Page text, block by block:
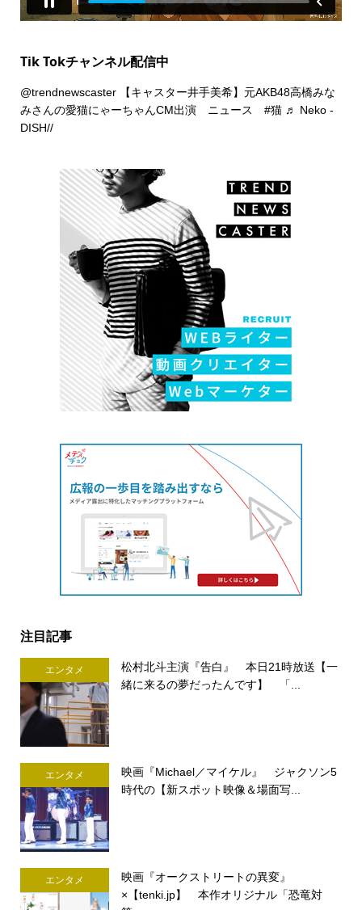
Tik Tokチャンネル配信中
@trendnewscaster【キャスター井手美希】元AKB48高橋みな
みさんの愛猫にゃーちゃんCM出演 ニュース #猫 ♬ Neko -
DISH//
注目記事
エンタメ
松村北斗主演『告白』 本日21時放送【一
緒に来るの夢だったんです】 「...
エンタメ
映画『Michael／マイケル』 ジャクソン5
時代の【新スポット映像＆場面写...
エンタメ
映画『オークストリートの異変』
×【tenki.jp】 本作オリジナル「恐竜対